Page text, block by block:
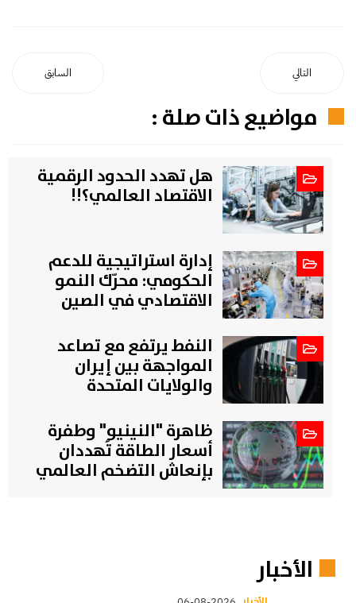
السابق التالي
مواضيع ذات صلة :
هل تهدد الحدود الرقمية
الاقتصاد العالمي؟!!
إدارة استراتيجية للدعم
الحكومي: محرّك النمو
الاقتصادي في الصين
النفط يرتفع مع تصاعد
المواجهة بين إيران
والولايات المتحدة
ظاهرة "النينيو" وطفرة
أسعار الطاقة تُهددان
بإنعاش التضخم العالمي
الأخبار